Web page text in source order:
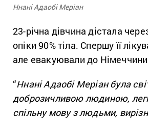
Ннані Адаобі Меріан
23-річна дівчина дістала
опіки 90% тіла. Спершу її
але евакуювали до
“Ннані Адаобі Меріан була
доброзичливою людиною,
спільну мову з людьми,